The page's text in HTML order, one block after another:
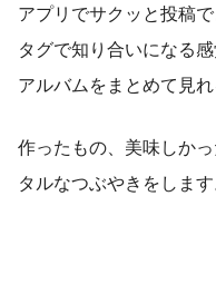
アプリでサクッと投稿
タグで知り合いになる
アルバムをまとめて見れ
作ったもの、美味しか
タルなつぶやきをします